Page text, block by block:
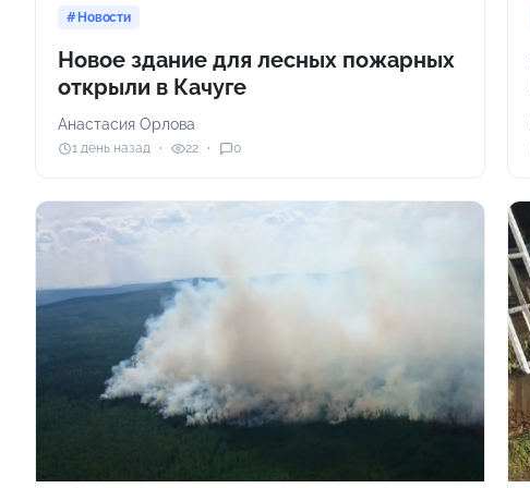
Новости
Новое здание для лесных пожарных
открыли в Качуге
Анастасия Орлова
1 день назад 22 0